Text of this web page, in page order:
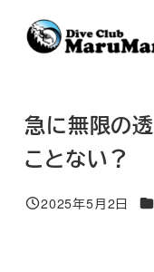
HOME ブログ
い？
急に無限の
ことない？
投稿日
2025年5月2日